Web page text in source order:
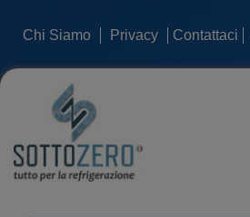
Chi Siamo Privacy Contattaci